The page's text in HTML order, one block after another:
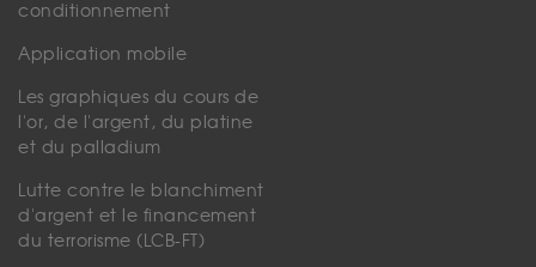
conditionnement
Application mobile
Les graphiques du cours de
l'or, de l'argent, du platine
et du palladium
Lutte contre le blanchiment
d'argent et le financement
du terrorisme (LCB-FT)